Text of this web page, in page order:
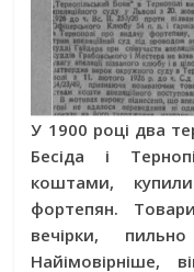
У 1900 році два
Бесіда і
коштами,
фортепян.
вечірки,
Найімовірніше,